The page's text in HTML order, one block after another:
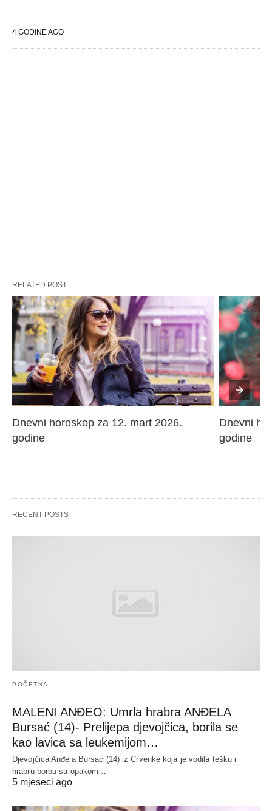
4 GODINE AGO
RELATED POST
Dnevni horoskop za 12. mart 2026.
godine
Dnevni
godine
RECENT POSTS
POČETNA
MALENI ANĐEO: Umrla hrabra ANĐELA
Bursać (14)- Prelijepa djevojčica, borila se
kao lavica sa leukemijom…
Djevojčica Anđela Bursać (14) iz Crvenke koja je vodila tešku i
hrabru borbu sa opakom…
5 mjeseci ago